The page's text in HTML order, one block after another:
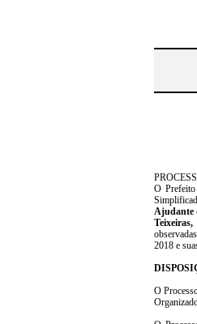
O
Ajudante
Teixeiras,
2018 e
O